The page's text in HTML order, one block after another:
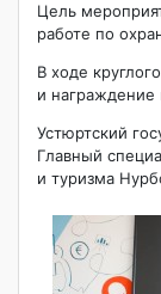
Цель
работе по
В ходе
и награждение
Устюртский
Главный
и туризма